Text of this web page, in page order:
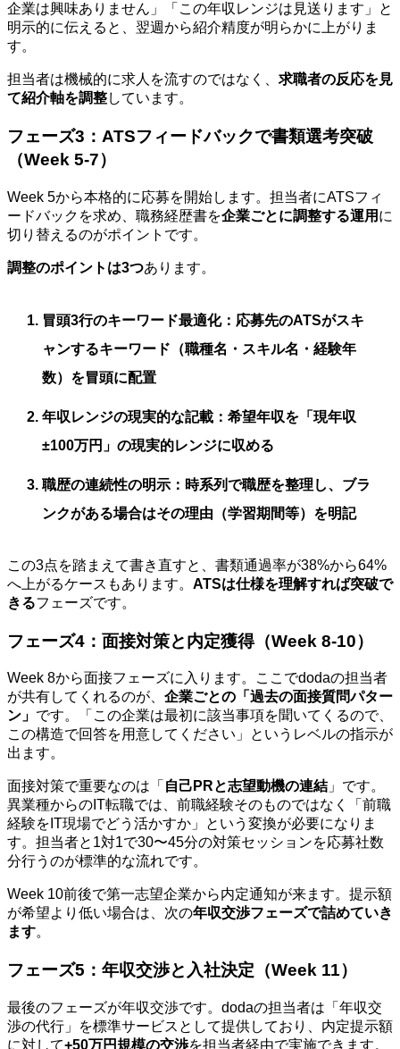
企業は興味ありません」「この年収レンジは見送ります」と
明示的に伝えると、翌週から紹介精度が明らかに上がりま
す。
担当者は機械的に求人を流すのではなく、 求職者の反応を見
て紹介軸を調整しています。
フェーズ3：ATSフィードバックで書類選考突破
（Week 5-7）
Week 5から本格的に応募を開始します。担当者にATSフィ
ードバックを求め、職務経歴書を企業ごとに調整する運用 に
切り替えるのがポイントです。
調整のポイントは3つあります。
冒頭3行のキーワード最適化：応募先のATSがスキ
ャンするキーワード（職種名・スキル名・経験年
数）を冒頭に配置
年収レンジの現実的な記載：希望年収を「現年収
±100万円」の現実的レンジに収める
職歴の連続性の明示：時系列で職歴を整理し、ブラ
ンクがある場合はその理由（学習期間等）を明記
この3点を踏まえて書き直すと、書類通過率が38%から64%
へ上がるケースもあります。 ATSは仕様を理解すれば突破で
きるフェーズです。
フェーズ4：面接対策と内定獲得（Week 8-10）
Week 8から面接フェーズに入ります。ここでdodaの担当者
が共有してくれるのが、 企業ごとの「過去の面接質問パター
ン」 です。「この企業は最初に該当事項を聞いてくるので、
この構造で回答を用意してください」というレベルの指示が
出ます。
面接対策で重要なのは「 自己PRと志望動機の連結 」です。
異業種からのIT転職では、前職経験そのものではなく「前職
経験をIT現場でどう活かすか」という変換が必要になりま
す。担当者と1対1で30〜45分の対策セッションを応募社数
分行うのが標準的な流れです。
Week 10前後で第一志望企業から内定通知が来ます。提示額
が希望より低い場合は、次の年収交渉フェーズで詰めていき
ます。
フェーズ5：年収交渉と入社決定（Week 11）
最後のフェーズが年収交渉です。dodaの担当者は「年収交
渉の代行」を標準サービスとして提供しており、内定提示額
に対して+50万円規模の交渉を担当者経由で実施できます。